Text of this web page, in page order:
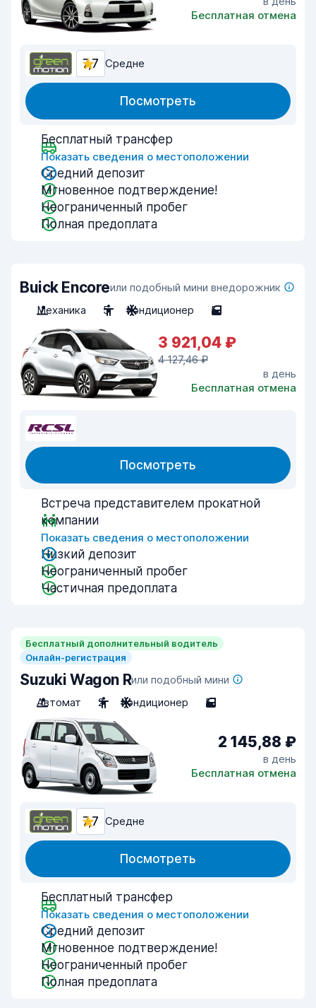
Бесплатная отмена
7,7 Средне
Посмотреть
Бесплатный трансфер
Показать сведения о местоположении
Средний депозит
Мгновенное подтверждение!
Неограниченный пробег
Полная предоплата
Buick Encoreили подобный мини внедорожник
Механика
5 Кондиционер 5
3 921,04 ₽
4 127,46 ₽
в день
Бесплатная отмена
Посмотреть
Встреча представителем прокатной
компании
Показать сведения о местоположении
Низкий депозит
Неограниченный пробег
Частичная предоплата
Бесплатный дополнительный водитель
Онлайн-регистрация
Suzuki Wagon Rили подобный мини
Автомат
2 Кондиционер 5
2 145,88 ₽
в день
Бесплатная отмена
7,7 Средне
Посмотреть
Бесплатный трансфер
Показать сведения о местоположении
Средний депозит
Мгновенное подтверждение!
Неограниченный пробег
Полная предоплата